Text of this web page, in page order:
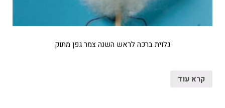
גלוית ברכה לראש השנה צמר גפן מתוק
קרא עוד